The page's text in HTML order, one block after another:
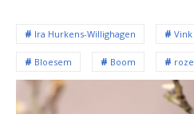
Ira Hurkens-Willighagen Vink
Bloesem Boom roze